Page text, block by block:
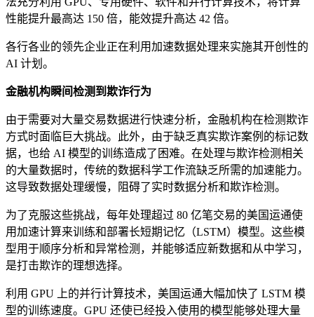
性能提升最高达 150 倍，能效提升高达 42 倍。
各行各业的领先企业正在利用加速数据处理来实施其开创性的
AI 计划。
金融机构瞬间检测到欺诈行为
由于需要对大量交易数据进行快速分析，金融机构在检测欺诈
方式时面临巨大挑战。此外，由于缺乏真实欺诈案例的标记数
据，也给 AI 模型的训练造成了困难。在处理与欺诈检测相关
的大量数据时，传统的数据科学工作流缺乏所需的加速能力。
这导致数据处理缓慢，阻碍了实时数据分析和欺诈检测。
为了克服这些挑战，每年处理超过 80 亿笔交易的美国运通使
用加速计算来训练和部署长短期记忆（LSTM）模型。这些模
型用于顺序分析和异常检测，并能够适应新数据和从中学习，
是打击欺诈的理想选择。
利用 GPU 上的并行计算技术，美国运通大幅加快了 LSTM 模
型的训练速度。GPU 还使已经投入使用的模型能够处理大量